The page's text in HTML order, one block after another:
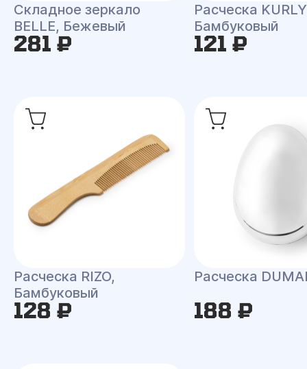
Складное зеркало
BELLE, Бежевый
281 ₽
Расческа
Бамбуковый
121 ₽
Расческа RIZO,
Бамбуковый
128 ₽
Расческа
188 ₽